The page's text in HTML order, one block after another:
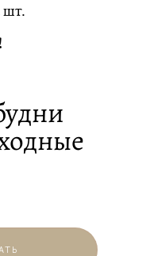
шт.